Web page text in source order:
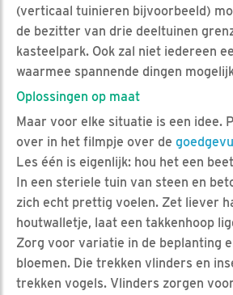
(verticaal tuinieren bijvoorbeeld)
de bezitter van drie deeltuinen
kasteelpark. Ook zal niet iedereen
waarmee spannende dingen
Oplossingen op maat
Maar voor elke situatie is een idee.
over in het filmpje over de
Les één is eigenlijk: hou het een
In een steriele tuin van steen en
zich echt prettig voelen. Zet liever
houtwalletje, laat een takkenhoop
Zorg voor variatie in de beplanting
bloemen. Die trekken vlinders en
trekken vogels. Vlinders zorgen